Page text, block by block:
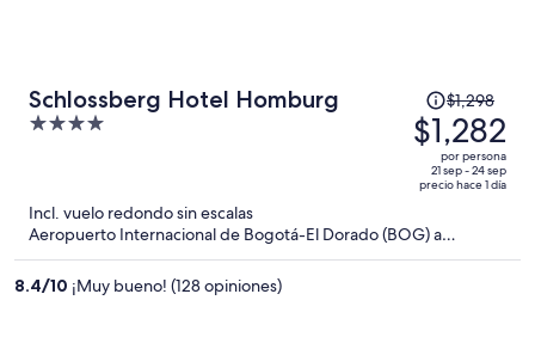
Schlossberg Hotel Homburg
4
El
precio
era
de
$1,298
ahora
$1,298
$1,282
por persona
21 sep - 24 sep
precio hace 1 día
Incl. vuelo redondo sin escalas
Aeropuerto Internacional de Bogotá-El Dorado (BOG) a
Saarbruecken (SCN)
8.4/10 ¡Muy bueno! (128 opiniones)